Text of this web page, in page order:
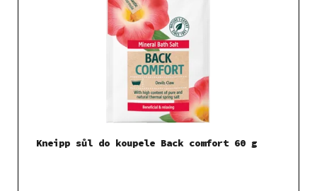
Kneipp sůl do koupele Back comfort 60 g